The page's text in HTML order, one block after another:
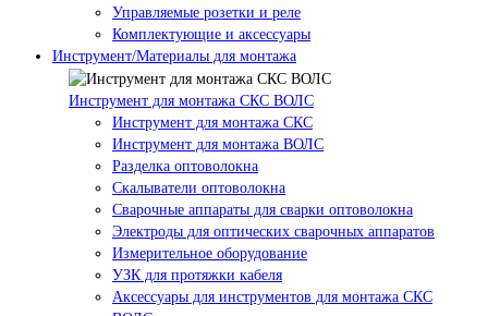
Управляемые розетки и реле
Комплектующие и аксессуары
Инструмент/Материалы для монтажа
Инструмент для монтажа СКС ВОЛС
Инструмент для монтажа СКС
Инструмент для монтажа ВОЛС
Разделка оптоволокна
Скалыватели оптоволокна
Сварочные аппараты для сварки оптоволокна
Электроды для оптических сварочных аппаратов
Измерительное оборудование
УЗК для протяжки кабеля
Аксессуары для инструментов для монтажа СКС